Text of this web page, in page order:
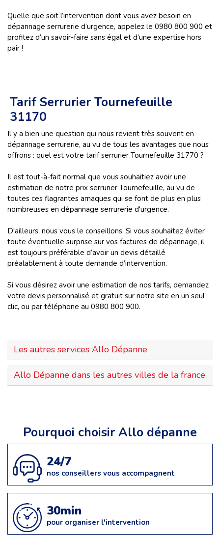
Quelle que soit l’intervention dont vous avez besoin en
dépannage serrurerie d’urgence, appelez le 0980 800 900 et
profitez d’un savoir-faire sans égal et d’une expertise hors
pair !
Tarif Serrurier Tournefeuille
31170
Il y a bien une question qui nous revient très souvent en
dépannage serrurerie, au vu de tous les avantages que nous
offrons : quel est votre tarif serrurier Tournefeuille 31770 ?
Il est tout-à-fait normal que vous souhaitiez avoir une
estimation de notre prix serrurier Tournefeuille, au vu de
toutes ces flagrantes arnaques qui se font de plus en plus
nombreuses en dépannage serrurerie d'urgence.
D'ailleurs, nous vous le conseillons. Si vous souhaitez éviter
toute éventuelle surprise sur vos factures de dépannage, il
est toujours préférable d’avoir un devis détaillé
préalablement à toute demande d’intervention.
Si vous désirez avoir une estimation de nos tarifs, demandez
votre devis personnalisé et gratuit sur notre site en un seul
clic, ou par téléphone au 0980 800 900.
Les autres services Allo Dépanne
Allo Dépanne dans les autres villes de la france
Pourquoi choisir Allo dépanne
24/7
nos conseillers vous accompagnent
30min
pour organiser l'intervention